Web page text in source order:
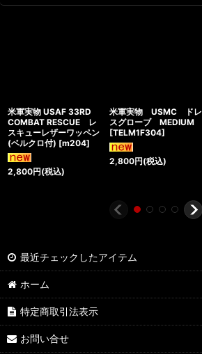
米軍実物 USAF 33RD
COMBAT RESCUE レ
スキューレザーワッペン
(ベルクロ付) [m204]
2,800円(税込)
米軍実物 USMC ドレ
スグローブ MEDIUM
[TELM1F304]
2,800円(税込)
最近チェックしたアイテム
ホーム
特定商取引法表示
お問い合せ